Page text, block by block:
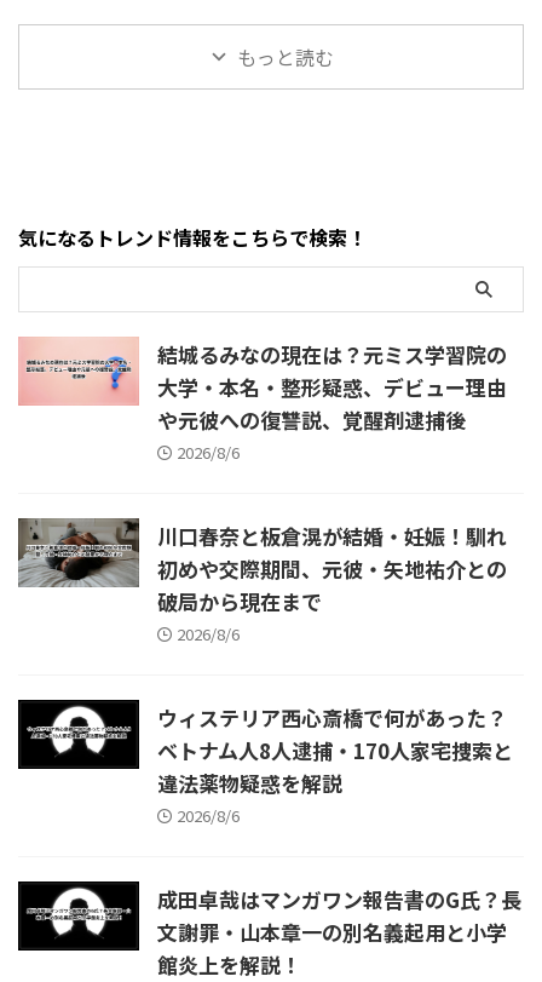
で何があったのか・なぜ大阪
府警が約170人も投入したの
なぜ山本章一氏を別名義で起
用したのか・一路一と山本章
んの訃報を伝える投稿がSNSで
拡散されました。 ネット上で
殺説は本当なのか・最近の激
痩せや呂律と関係があるの
か・過去の薬物・逮捕説は事
実なのか・最後のInstagram投
稿はいつだったのか 結論から
いうと、川端か ...
引、いわゆるFXによって大き
な損失を出し、「全財産がな
財産を失ったのか」 「借金や
自己破産の可能性はある？」
「ショートスリーパーの事業
はどうなる？」 など、さまざ
まな疑問が検索されています。
結論からいうと、堀大輔氏は配
信や ...
もっと読む
気になるトレンド情報をこちらで検索！
結城るみなの現在は？元ミス学習院の
大学・本名・整形疑惑、デビュー理由
や元彼への復讐説、覚醒剤逮捕後
2026/8/6
川口春奈と板倉滉が結婚・妊娠！馴れ
初めや交際期間、元彼・矢地祐介との
破局から現在まで
2026/8/6
ウィステリア西心斎橋で何があった？
ベトナム人8人逮捕・170人家宅捜索と
違法薬物疑惑を解説
2026/8/6
成田卓哉はマンガワン報告書のG氏？長
文謝罪・山本章一の別名義起用と小学
館炎上を解説！